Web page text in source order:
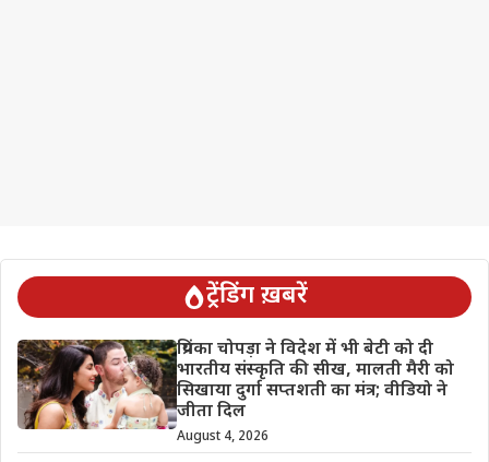
ट्रेंडिंग ख़बरें
प्रियंका चोपड़ा ने विदेश में भी बेटी को दी
भारतीय संस्कृति की सीख, मालती मैरी को
सिखाया दुर्गा सप्तशती का मंत्र; वीडियो ने
जीता दिल
August 4, 2026